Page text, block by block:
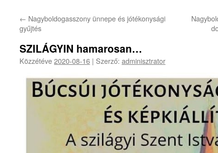
← Nagyboldogasszony ünnepe és jótékonysági
gyűjtés
SZILÁGYIN hamarosan…
Közzétéve2020-08-16 | Szerző: adminisztrator